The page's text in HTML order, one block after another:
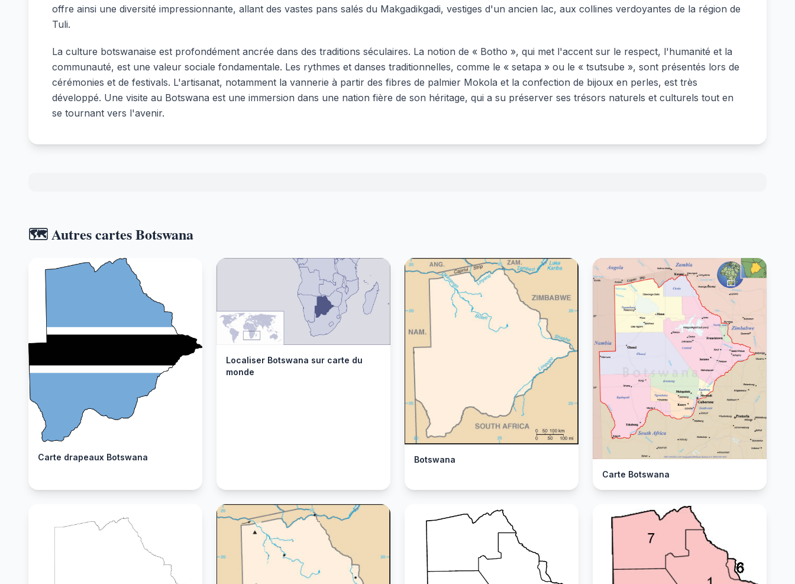
offre ainsi une diversité impressionnante, allant des vastes pans salés du Makgadikgadi, vestiges d'un ancien lac, aux collines verdoyantes de la région de
Tuli.
La culture botswanaise est profondément ancrée dans des traditions séculaires. La notion de « Botho », qui met l'accent sur le respect, l'humanité et la
communauté, est une valeur sociale fondamentale. Les rythmes et danses traditionnelles, comme le « setapa » ou le « tsutsube », sont présentés lors de
cérémonies et de festivals. L'artisanat, notamment la vannerie à partir des fibres de palmier Mokola et la confection de bijoux en perles, est très
développé. Une visite au Botswana est une immersion dans une nation fière de son héritage, qui a su préserver ses trésors naturels et culturels tout en
se tournant vers l'avenir.
🗺️ Autres cartes Botswana
Carte drapeaux Botswana
Localiser Botswana sur carte du
monde
Botswana
Carte Botswana